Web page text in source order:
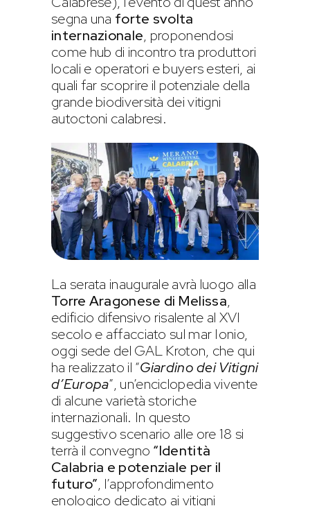
segna una forte svolta
internazionale, proponendosi
come hub di incontro tra produttori
locali e operatori e buyers esteri, ai
quali far scoprire il potenziale della
grande biodiversità dei vitigni
autoctoni calabresi.
La serata inaugurale avrà luogo alla
Torre Aragonese di Melissa,
edificio difensivo risalente al XVI
secolo e affacciato sul mar Ionio,
oggi sede del GAL Kroton, che qui
ha realizzato il “Giardino dei Vitigni
d’Europa”, un’enciclopedia vivente
di alcune varietà storiche
internazionali. In questo
suggestivo scenario alle ore 18 si
terrà il convegno “Identità
Calabria e potenziale per il
futuro”, l’approfondimento
enologico dedicato ai vitigni